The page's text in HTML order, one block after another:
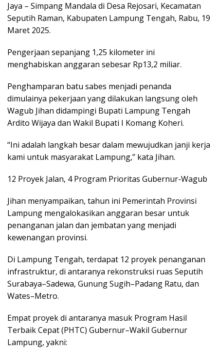
Jaya – Simpang Mandala di Desa Rejosari, Kecamatan
Seputih Raman, Kabupaten Lampung Tengah, Rabu, 19
Maret 2025.
Pengerjaan sepanjang 1,25 kilometer ini
menghabiskan anggaran sebesar Rp13,2 miliar.
Penghamparan batu sabes menjadi penanda
dimulainya pekerjaan yang dilakukan langsung oleh
Wagub Jihan didampingi Bupati Lampung Tengah
Ardito Wijaya dan Wakil Bupati I Komang Koheri.
“Ini adalah langkah besar dalam mewujudkan janji kerja
kami untuk masyarakat Lampung,” kata Jihan.
12 Proyek Jalan, 4 Program Prioritas Gubernur-Wagub
Jihan menyampaikan, tahun ini Pemerintah Provinsi
Lampung mengalokasikan anggaran besar untuk
penanganan jalan dan jembatan yang menjadi
kewenangan provinsi.
Di Lampung Tengah, terdapat 12 proyek penanganan
infrastruktur, di antaranya rekonstruksi ruas Seputih
Surabaya–Sadewa, Gunung Sugih–Padang Ratu, dan
Wates–Metro.
Empat proyek di antaranya masuk Program Hasil
Terbaik Cepat (PHTC) Gubernur–Wakil Gubernur
Lampung, yakni: